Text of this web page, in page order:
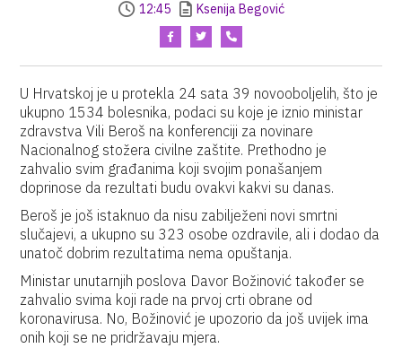
12:45
Ksenija Begović
U Hrvatskoj je u protekla 24 sata 39 novooboljelih, što je
ukupno 1534 bolesnika, podaci su koje je iznio ministar
zdravstva Vili Beroš na konferenciji za novinare
Nacionalnog stožera civilne zaštite. Prethodno je
zahvalio svim građanima koji svojim ponašanjem
doprinose da rezultati budu ovakvi kakvi su danas.
Beroš je još istaknuo da nisu zabilježeni novi smrtni
slučajevi, a ukupno su 323 osobe ozdravile, ali i dodao da
unatoč dobrim rezultatima nema opuštanja.
Ministar unutarnjih poslova Davor Božinović također se
zahvalio svima koji rade na prvoj crti obrane od
koronavirusa. No, Božinović je upozorio da još uvijek ima
onih koji se ne pridržavaju mjera.